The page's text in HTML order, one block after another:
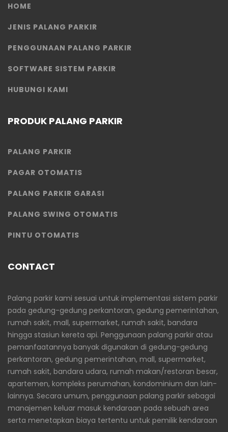
HOME
JENIS PALANG PARKIR
PENGGUNAAN PALANG PARKIR
SOFTWARE SISTEM PARKIR
HUBUNGI KAMI
PRODUK PALANG PARKIR
PALANG PARKIR
PAGAR OTOMATIS
PALANG PARKIR GARASI
PALANG SWING OTOMATIS
PINTU OTOMATIS
CONTACT
Palang parkir kami sesuai untuk implementasi sistem parkir
pada gedung-gedung perkantoran, gedung pemerintahan,
rumah sakit, mall, supermarket, rumah sakit, bandara
hingga stasiun kereta api. Penggunaan palang parkir atau
pemanfaatannya banyak digunakan di gedung-gedung
perkantoran, gedung pemerintahan, mall, supermarket,
rumah sakit, bandara udara, rumah makan/restoran besar,
apartemen, kompleks perumahan, kondominium dan lain-
lainnya. Secara umum, penggunaan palang parkir sebagai
manajemen keluar masuk kendaraan pada sebuah area
serta menetapkan biaya tertentu untuk pemilik kendaraan